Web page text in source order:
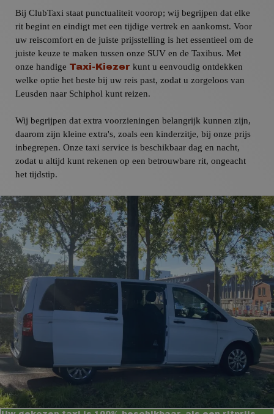
Bij ClubTaxi staat punctualiteit voorop; wij begrijpen dat elke
rit begint en eindigt met een tijdige vertrek en aankomst. Voor
uw reiscomfort en de juiste prijsstelling is het essentieel om de
juiste keuze te maken tussen onze SUV en de Taxibus. Met
onze handige Taxi-Kiezer kunt u eenvoudig ontdekken
welke optie het beste bij uw reis past, zodat u zorgeloos van
Leusden naar Schiphol kunt reizen.
Wij begrijpen dat extra voorzieningen belangrijk kunnen zijn,
daarom zijn kleine extra's, zoals een kinderzitje, bij onze prijs
inbegrepen. Onze taxi service is beschikbaar dag en nacht,
zodat u altijd kunt rekenen op een betrouwbare rit, ongeacht
het tijdstip.